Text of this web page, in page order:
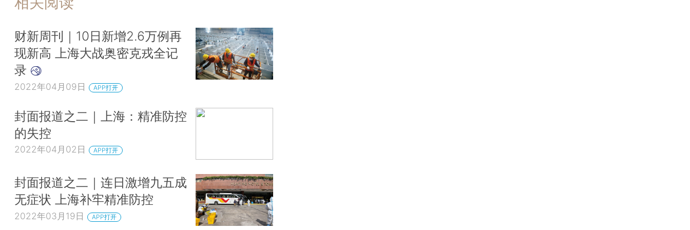
财新周刊｜10日新增2.6万例再
现新高 上海大战奥密克戎全记
录
2022年04月09日 APP打开
封面报道之二｜上海：精准防控
的失控
2022年04月02日 APP打开
封面报道之二｜连日激增九五成
无症状 上海补牢精准防控
2022年03月19日 APP打开